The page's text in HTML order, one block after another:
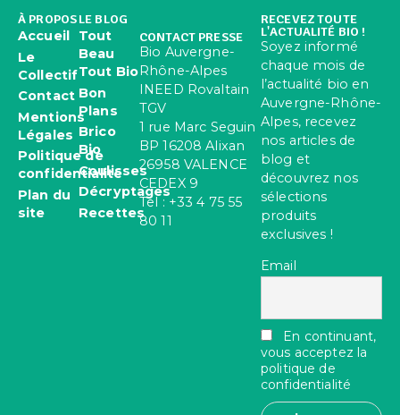
À PROPOS
Accueil
Le
Collectif
Contact
Mentions
Légales
Politique de
confidentialité
Plan du
site
LE BLOG
Tout
Beau
Tout Bio
Bon
Plans
Brico
Bio
Coulisses
Décryptages
Recettes
CONTACT PRESSE
Bio Auvergne-
Rhône-Alpes
INEED Rovaltain
TGV
1 rue Marc Seguin
BP 16208 Alixan
26958 VALENCE
CEDEX 9
Tel : +33 4 75 55
80 11
RECEVEZ TOUTE
L'ACTUALITÉ BIO !
Soyez informé
chaque mois de
l’actualité bio en
Auvergne-Rhône-
Alpes, recevez
nos articles de
blog et
découvrez nos
sélections
produits
exclusives !
Email
En continuant,
vous acceptez la
politique de
confidentialité